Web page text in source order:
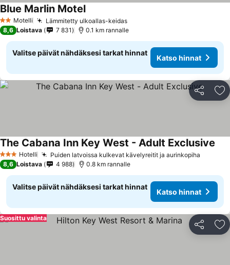
2 Tähtiluokitus
Motelli Lämmitetty ulkoallas-keidas
Blue Marlin Motel
8,6 Loistava 7 831 0.1 km rannalle
Valitse päivät nähdäksesi tarkat hinnat
Katso hinnat
Jaa
3 Tähtiluokitus
Hotelli Puiden latvoissa kulkevat kävelyreitit ja aurinkopiha
The Cabana Inn Key West - Adult Exclusive
8,6 Loistava 4 988 0.8 km rannalle
Valitse päivät nähdäksesi tarkat hinnat
Katso hinnat
Jaa
Suosittu valinta